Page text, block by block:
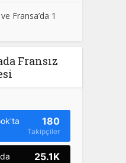
Fransa’da 1
Fransız
180
Takipçiler
25.1K